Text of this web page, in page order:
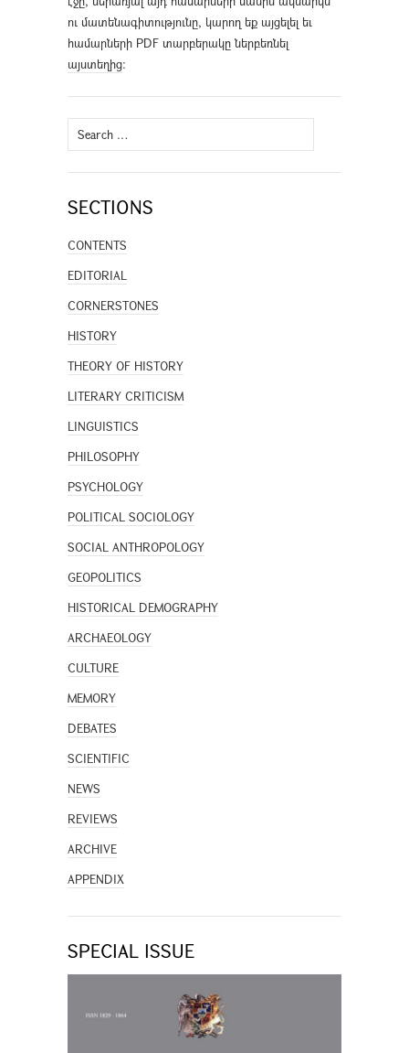
ու մատենագիտությունը, կարող եք այցելել եւ
համարների PDF տարբերակը ներբեռնել
այստեղից։
Search
for:
SECTIONS
CONTENTS
EDITORIAL
CORNERSTONES
HISTORY
THEORY OF HISTORY
LITERARY CRITICISM
LINGUISTICS
PHILOSOPHY
PSYCHOLOGY
POLITICAL SOCIOLOGY
SOCIAL ANTHROPOLOGY
GEOPOLITICS
HISTORICAL DEMOGRAPHY
ARCHAEOLOGY
CULTURE
MEMORY
DEBATES
SCIENTIFIC
NEWS
REVIEWS
ARCHIVE
APPENDIX
SPECIAL ISSUE